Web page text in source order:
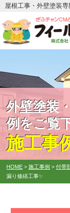
屋根工事・外壁塗装
外壁塗装
例をご覧
施工事
HOME >施工事例 >付帯
漏り修繕工事✨